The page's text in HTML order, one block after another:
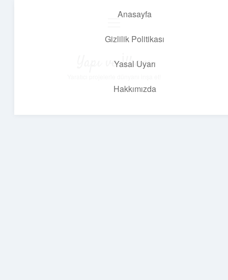
Anasayfa
Gizlilik Politikası
Yasal Uyarı
Hakkımızda
Yapı ve İlham